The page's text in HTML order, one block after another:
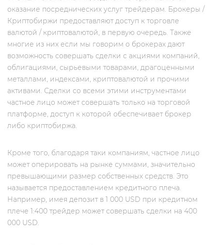
оказание посреднических услуг трейдерам. Брокеры /
Криптобиржи предоставляют доступ к торговле
валютой / криптовалютой, в первую очередь. Также
многие из них если мы говорим о брокерах дают
возможность совершать сделки с акциями компаний,
облигациями, сырьевыми товарами, драгоценными
металлами, индексами, криптовалютой и прочими
активами. Сделки со всеми этими инструментами
частное лицо может совершать только на торговой
платформе, доступ к которой обеспечивает брокер
либо криптобиржа.
Кроме того, благодаря таки компаниям, частное лицо
может оперировать на рынке суммами, значительно
превышающими размер собственных средств. Это
называется предоставлением кредитного плеча.
Например, имея депозит в 1 000 USD при кредитном
плече 1:400 трейдер может совершать сделки на 400
000 USD.